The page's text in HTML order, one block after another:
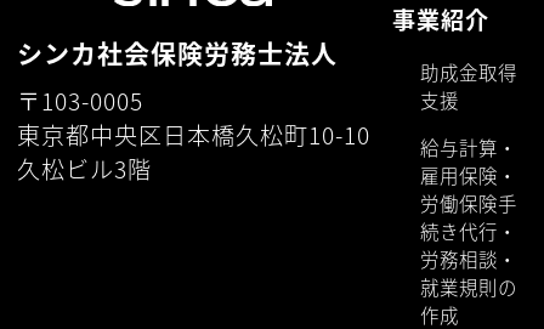
シンカ社会保険労務士法人
〒103-0005
東京都中央区日本橋久松町10-10
久松ビル3階
事業紹介
助成金取得
支援
給与計算・
雇用保険・
労働保険手
続き代行・
労務相談・
就業規則の
作成